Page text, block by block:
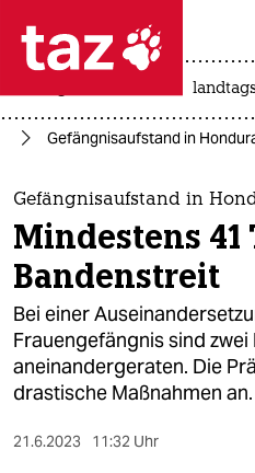
 taz zahl
taz zahl ich
themen
politik
öko
gesellschaft
kultur
sport
Gefängnisaufstand in
Gefängnisaufstand in
Mindestens 41
Bandenstreit
Bei einer
Frauengefängnis sind zwei
aneinandergeraten. Die
drastische Maßnahmen an.
21.6.2023 11:32 Uhr